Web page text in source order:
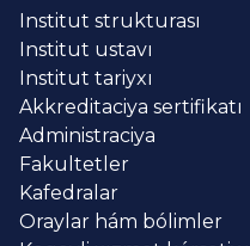
Institut strukturası
Institut ustavı
Institut tariyxı
Akkreditaciya sertifikatı
Administraciya
Fakultetler
Kafedralar
Oraylar hám bólimler